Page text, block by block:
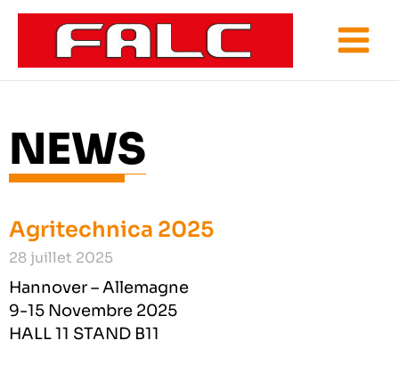
Aller
NEWS
Agritechnica 2025
28 juillet 2025
Hannover – Allemagne
9-15 Novembre 2025
HALL 11 STAND B11